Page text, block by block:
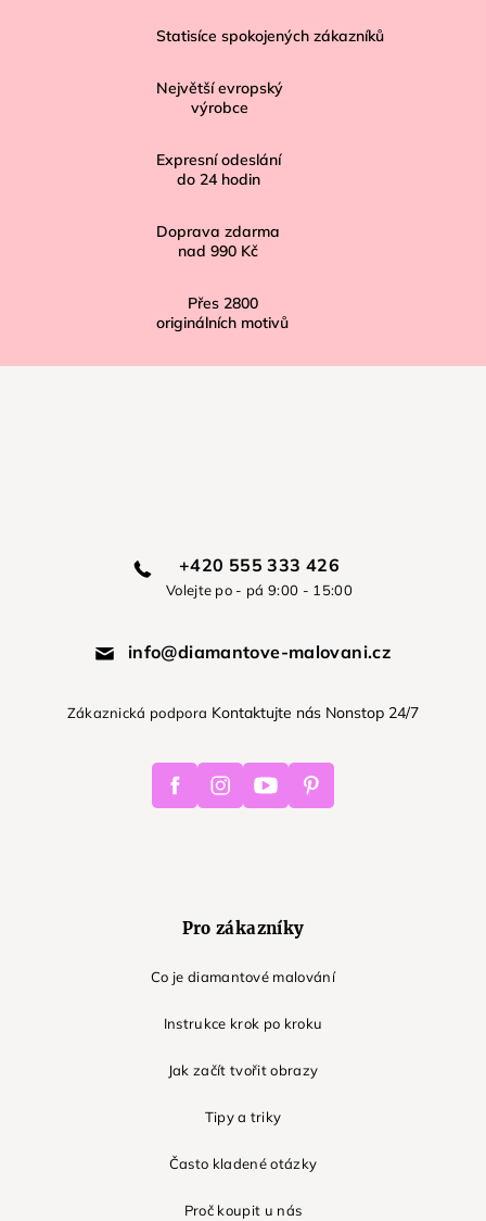
Statisíce spokojených zákazníků
Největší evropský
výrobce
Expresní odeslání
do 24 hodin
Doprava zdarma
nad 990 Kč
Přes 2800
originálních motivů
+420 555 333 426
Volejte po - pá 9:00 - 15:00
info@diamantove-malovani.cz
Zákaznická podpora Kontaktujte nás Nonstop 24/7
FacebookInstagramYoutube Pinterest
Pro zákazníky
Co je diamantové malování
Instrukce krok po kroku
Jak začít tvořit obrazy
Tipy a triky
Často kladené otázky
Proč koupit u nás